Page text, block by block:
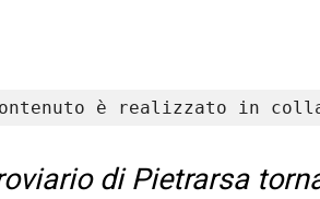
è realizzato in
di Pietrarsa